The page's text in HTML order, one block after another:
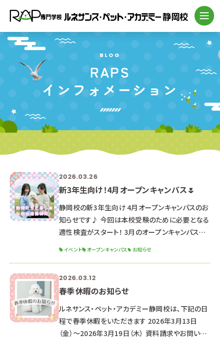
BLOG
RAPS
インフォメーション
2026.03.26
新3年生向け！4月オープンキャンパス🌷
静岡校の新3年生向け 4月オープンキャンパスのお
知らせです♪ 今回は本校受験のために必要となる
適性検査がスタート！ 3月のオープンキャンパスに
年4月18日（土） ☆時間☆ １３：００～１６：３０ （１
２：３０受付開始） ☆場所☆ 専門学校ルネサンス・
ペット・アカデミー【静岡校】 静岡県静岡市駿河区
東静岡2丁目5-15 ※駐車場はありませんので、公
共交
イベント オープンキャンパス お知らせ
2026.03.12
春季休暇のお知らせ
ルネサンス・ペット・アカデミー静岡校は、下記の日
程で春季休暇をいただきます 2026年3月13日
（金）～2026年3月19日（木） 資料請求やお問い合